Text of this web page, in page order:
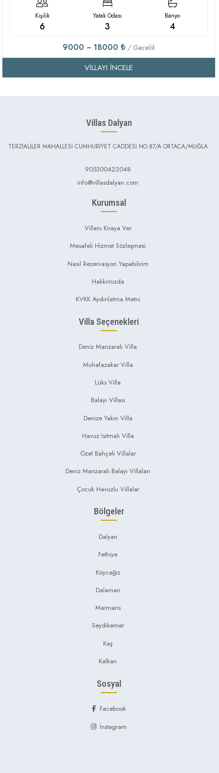
Kişilik
6
Yatak Odası
3
Banyo
4
9000 ~ 18000 ₺ / Gecelik
VILLAYI İNCELE
Villas Dalyan
TERZİALİLER MAHALLESİ CUMHURİYET CADDESİ NO:87/A ORTACA/MUĞLA
905300422048
info@villasdalyan.com
Kurumsal
Villanı Kiraya Ver
Mesafeli Hizmet Sözleşmesi
Nasıl Rezervasyon Yapabilirim
Hakkımızda
KVKK Aydınlatma Metni
Villa Seçenekleri
Deniz Manzaralı Villa
Muhafazakar Villa
Lüks Villa
Balayı Villası
Denize Yakın Villa
Havuz Isıtmalı Villa
Özel Bahçeli Villalar
Deniz Manzaralı Balayı Villaları
Çocuk Havuzlu Villalar
Bölgeler
Dalyan
Fethiye
Köyceğiz
Dalaman
Marmaris
Seydikemer
Kaş
Kalkan
Sosyal
Facebook
Instagram